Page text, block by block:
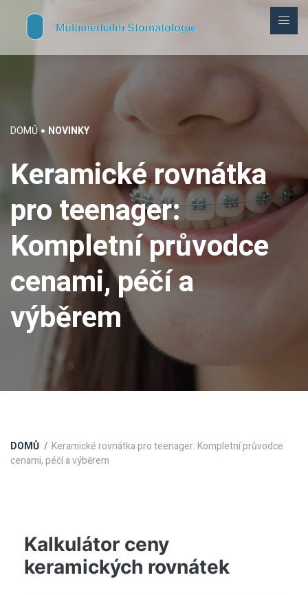
DOMŮ NOVINKY
Keramické rovnátka
pro teenager:
Kompletní průvodce
cenami, péčí a
výběrem
DOMŮ
Keramické rovnátka pro teenager: Kompletní průvodce
cenami, péčí a výběrem
Kalkulátor ceny
keramických rovnátek